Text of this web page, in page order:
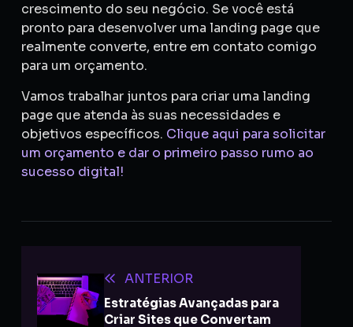
crescimento do seu negócio. Se você está
pronto para desenvolver uma landing page que
realmente converte, entre em contato comigo
para um orçamento.
Vamos trabalhar juntos para criar uma landing
page que atenda às suas necessidades e
objetivos específicos. Clique aqui para solicitar
um orçamento e dar o primeiro passo rumo ao
sucesso digital!
ANTERIOR
Estratégias Avançadas para
Criar Sites que Convertam